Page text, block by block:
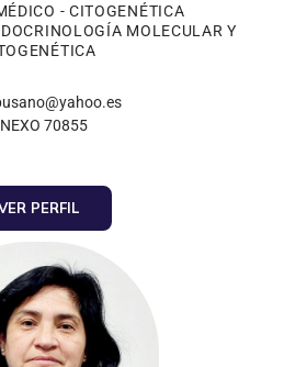
- CITOGENÉTICA
MOLECULAR Y
70855
PERFIL